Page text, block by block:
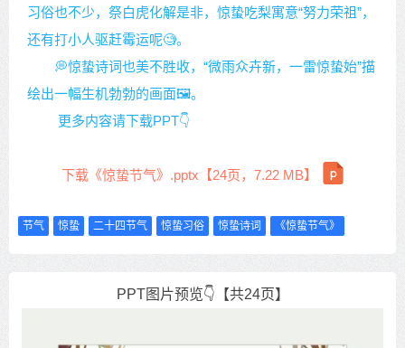
习俗也不少，祭白虎化解是非，惊蛰吃梨寓意“努力荣祖”，
还有打小人驱赶霉运呢🧐。
💭惊蛰诗词也美不胜收，“微雨众卉新，一雷惊蛰始”描
绘出一幅生机勃勃的画面🖼️。
更多内容请下载PPT👇
下载《惊蛰节气》.pptx【24页，7.22 MB】
节气 惊蛰 二十四节气 惊蛰习俗 惊蛰诗词 《惊蛰节气》
PPT图片预览👇【共24页】